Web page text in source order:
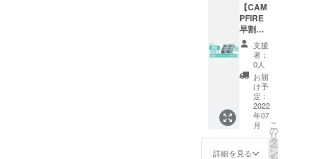
【CAM
PFIRE
早割・
40%OF
F】6個
セット
で
￥3,168
円（税
込） 50
名様限
定！
支援
者：
0人
お届
け予
定：
2022
年07
月
詳細を見る
こ
の
リ
タ
ー
ン